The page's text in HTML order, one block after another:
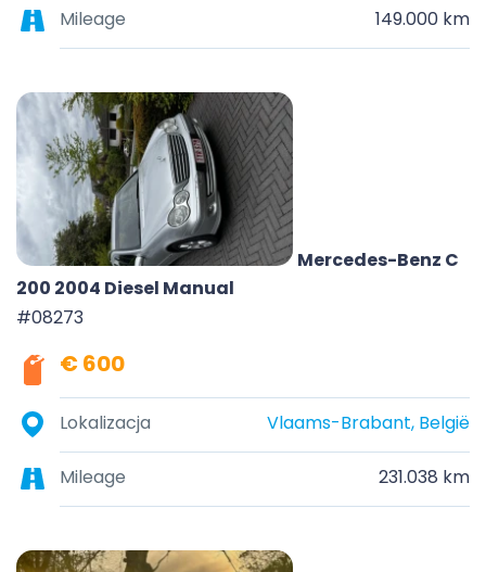
Mileage 149.000 km
Mercedes-Benz C
200 2004 Diesel Manual
#08273
€ 600
Lokalizacja Vlaams-Brabant, België
Mileage 231.038 km